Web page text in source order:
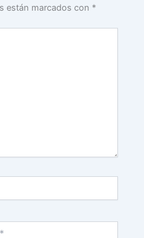
están marcados con *